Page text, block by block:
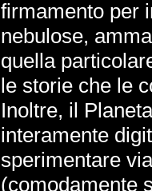
firmamento per
nebulose,
quella
le storie che le
Inoltre, il
interamente
sperimentare
(comodamente